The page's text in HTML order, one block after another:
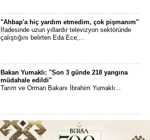
"Ahbap'a hiç yardım etmedim, çok pişmanım"
İfadesinde uzun yıllardır televizyon sektöründe
çalıştığını belirten Eda Ece,...
Bakan Yumaklı: "Son 3 günde 218 yangına
müdahale edildi"
Tarım ve Orman Bakanı İbrahim Yumaklı...